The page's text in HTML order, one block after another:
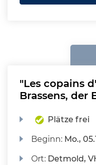
"Les copains
Brassens, der
Plätze frei
Beginn: Mo.,
Ort: Detmold,